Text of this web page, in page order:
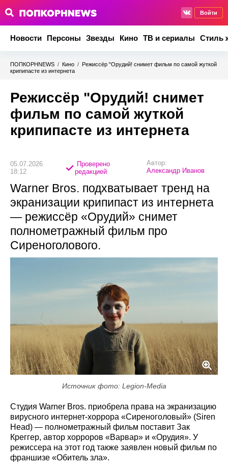
Войти
Новости Персоны Звезды Кино ТВ и сериалы Стиль
ПОПКОРНNEWS / Кино / Режиссёр "Орудий! снимет фильм по самой жуткой
крипипасте из интернета
Режиссёр "Орудий! снимет
фильм по самой жуткой
крипипасте из интернета
05.07.2026
18:12
Проверено
редакцией
Автор:
Александр Иванов
Warner Bros. подхватывает тренд на
экранизации крипипаст из интернета
— режиссёр «Орудий» снимет
полнометражный фильм про
Сиреноголового.
Источник фото: Legion-Media
Студия Warner Bros. приобрела права на экранизацию
вирусного интернет-хоррора «Сиреноголовый» (Siren
Head) — полнометражный фильм поставит Зак
Креггер, автор хорроров «Варвар» и «Орудия». У
режиссера на этот год также заявлен новый фильм по
франшизе «Обитель зла».